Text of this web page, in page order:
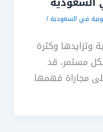
في السعودية /
وتزايدها وكثرة
مستمر، قد
مجاراة فهمها